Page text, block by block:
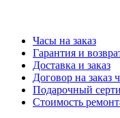
Часы на заказ
Гарантия и
Доставка и заказ
Договор на заказ
Подарочный
Стоимость